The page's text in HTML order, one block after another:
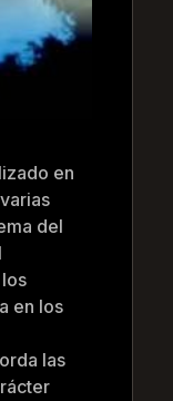
en
del
en los
las